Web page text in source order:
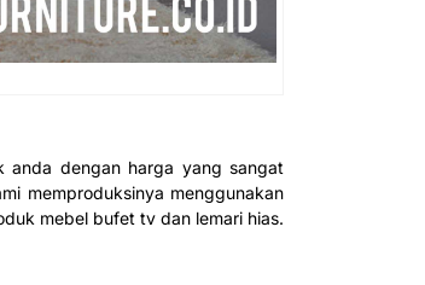
anda dengan harga yang sangat
memproduksinya menggunakan
mebel bufet tv dan lemari hias.